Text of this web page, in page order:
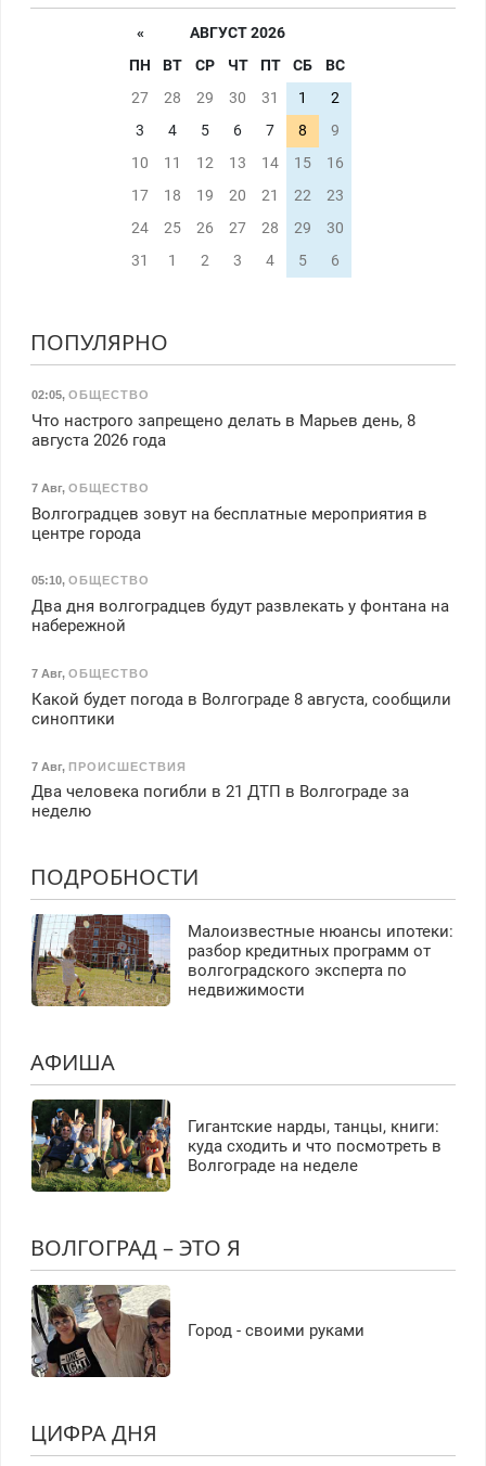
«
АВГУСТ 2026
ПН
ВТ СР ЧТ ПТ СБ
ВС
27
28 29 30 31 1
2
3
4 5 6 7 8
9
10
11 12 13 14 15
16
17
18 19 20 21 22
23
24
25 26 27 28 29
30
31
1 2 3 4 5 6
ПОПУЛЯРНО
02:05, ОБЩЕСТВО
Что настрого запрещено делать в Марьев день, 8
августа 2026 года
7 Авг, ОБЩЕСТВО
Волгоградцев зовут на бесплатные мероприятия в
центре города
05:10, ОБЩЕСТВО
Два дня волгоградцев будут развлекать у фонтана на
набережной
7 Авг, ОБЩЕСТВО
Какой будет погода в Волгограде 8 августа, сообщили
синоптики
7 Авг, ПРОИСШЕСТВИЯ
Два человека погибли в 21 ДТП в Волгограде за
неделю
ПОДРОБНОСТИ
Малоизвестные нюансы ипотеки:
разбор кредитных программ от
волгоградского эксперта по
недвижимости
АФИША
Гигантские нарды, танцы, книги:
куда сходить и что посмотреть в
Волгограде на неделе
ВОЛГОГРАД – ЭТО Я
Город - своими руками
ЦИФРА ДНЯ